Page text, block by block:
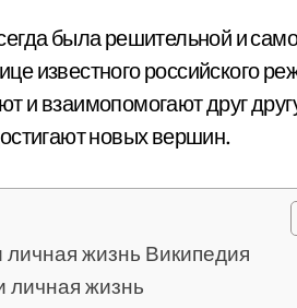
была решительной и
известного российского
и взаимопомогают друг
новых вершин.
жизнь Википедия
личная жизнь